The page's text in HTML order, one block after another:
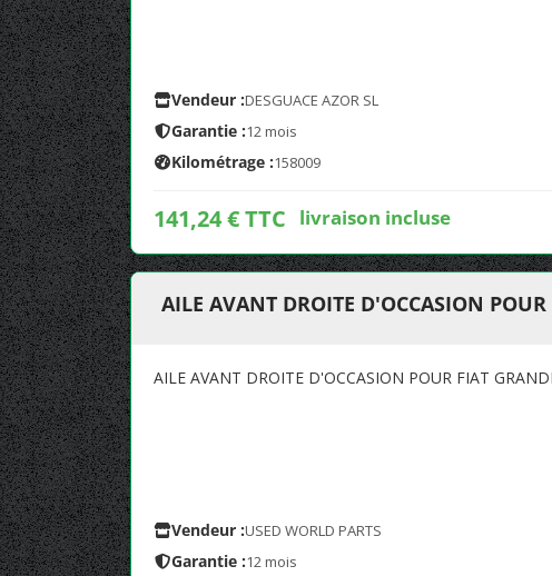
Vendeur :DESGUACE AZOR SL
Garantie :12 mois
Kilométrage :158009
141,24 € TTC livraison incluse
AILE AVANT DROITE D'OCCASION
AILE AVANT DROITE D'OCCASION POUR FIAT
Vendeur :USED WORLD PARTS
Garantie :12 mois